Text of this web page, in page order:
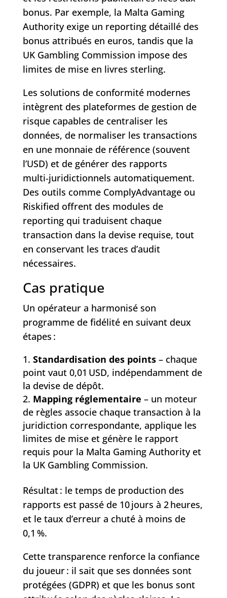
bonus. Par exemple, la Malta Gaming
Authority exige un reporting détaillé des
bonus attribués en euros, tandis que la
UK Gambling Commission impose des
limites de mise en livres sterling.
Les solutions de conformité modernes
intègrent des plateformes de gestion de
risque capables de centraliser les
données, de normaliser les transactions
en une monnaie de référence (souvent
l’USD) et de générer des rapports
multi‑juridictionnels automatiquement.
Des outils comme ComplyAdvantage ou
Riskified offrent des modules de
reporting qui traduisent chaque
transaction dans la devise requise, tout
en conservant les traces d’audit
nécessaires.
Cas pratique
Un opérateur a harmonisé son
programme de fidélité en suivant deux
étapes :
Standardisation des points– chaque
point vaut 0,01 USD, indépendamment de
la devise de dépôt.
Mapping réglementaire – un moteur
de règles associe chaque transaction à la
juridiction correspondante, applique les
limites de mise et génère le rapport
requis pour la Malta Gaming Authority et
la UK Gambling Commission.
Résultat : le temps de production des
rapports est passé de 10 jours à 2 heures,
et le taux d’erreur a chuté à moins de
0,1 %.
Cette transparence renforce la confiance
du joueur : il sait que ses données sont
protégées (GDPR) et que les bonus sont